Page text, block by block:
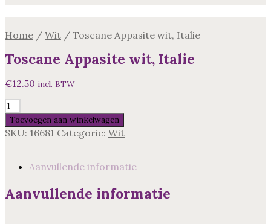
Home / Wit / Toscane Appasite wit, Italie
Toscane Appasite wit, Italie
€12.50 incl. BTW
Toscane
Appasite
wit,
Toevoegen aan winkelwagen
SKU: 16681 Categorie: Wit
Aanvullende informatie
Aanvullende informatie